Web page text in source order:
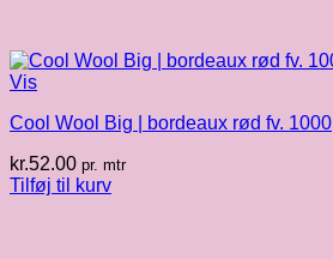
Vis
Cool Wool Big | bordeaux rød fv. 1000
kr.52.00 pr. mtr
Tilføj til kurv